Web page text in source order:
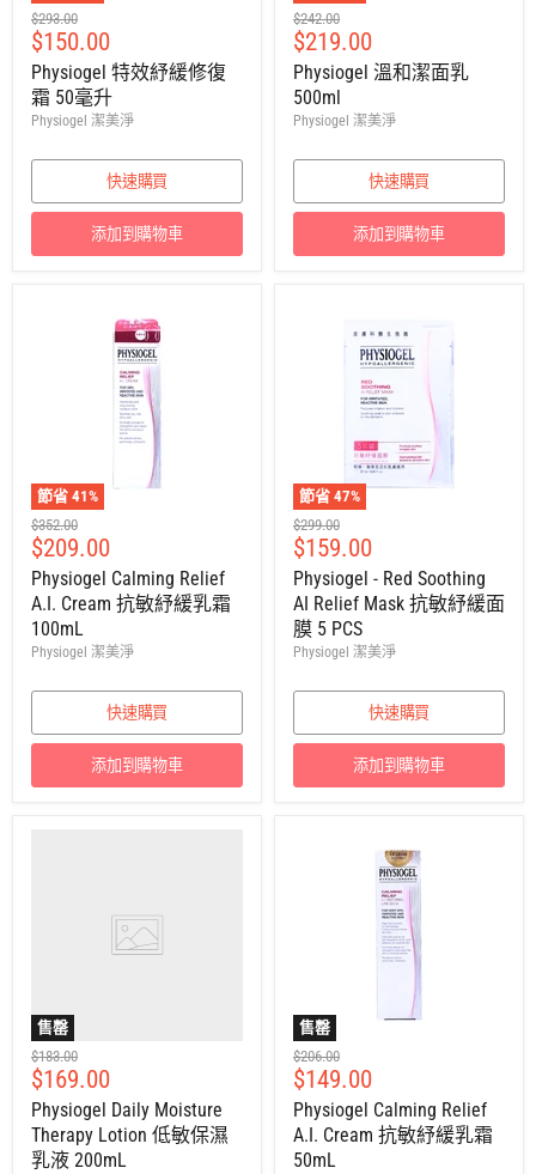
建
議
零
售
價
$293.00
售
價
$150.00
Physiogel 特效紓緩修復
霜 50毫升
Physiogel 潔美淨
快速購買
添加到購物車
建
議
零
售
價
$242.00
售
價
$219.00
Physiogel 溫和潔面乳
500ml
Physiogel 潔美淨
快速購買
添加到購物車
節省 41%
建
議
零
售
價
$352.00
售
價
$209.00
Physiogel Calming Relief
A.I. Cream 抗敏紓緩乳霜
100mL
Physiogel 潔美淨
快速購買
添加到購物車
節省 47%
建
議
零
售
價
$299.00
售
價
$159.00
Physiogel - Red Soothing
AI Relief Mask 抗敏紓緩面
膜 5 PCS
Physiogel 潔美淨
快速購買
添加到購物車
售罄
建
議
零
售
價
$183.00
售
價
$169.00
Physiogel Daily Moisture
Therapy Lotion 低敏保濕
乳液 200mL
售罄
建
議
零
售
價
$206.00
售
價
$149.00
Physiogel Calming Relief
A.I. Cream 抗敏紓緩乳霜
50mL